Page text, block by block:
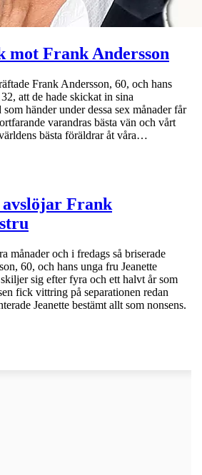
mot Frank Andersson
Frank Andersson, 60, och hans
att de hade skickat in sina
händer under dessa sex månader får
varandras bästa vän och vårt
bästa föräldrar åt våra…
Frank
månader och i fredags så briserade
60, och hans unga fru Jeanette
sig efter fyra och ett halvt år som
fick vittring på separationen redan
Jeanette bestämt allt som nonsens.